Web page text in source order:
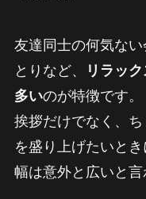
友達同士の何気な
とりなど、
リラッ
多いのが特徴です。
挨拶だけでなく、
を盛り上げたいと
幅は意外と広いと言